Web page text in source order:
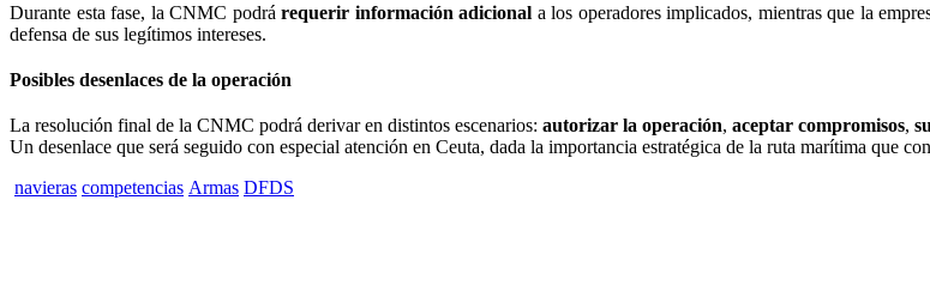
Durante esta fase, la CNMC podrárequerir información adicional a los operadores implicados, mientras que la
defensa de sus legítimos intereses.
Posibles desenlaces de la operación
La resolución final de la CNMC podrá derivar en distintos escenarios: autorizar la operación, aceptar compromisos,
Un desenlace que será seguido con especial atención en Ceuta, dada la importancia estratégica de la ruta marítima que
navieras competencias Armas DFDS